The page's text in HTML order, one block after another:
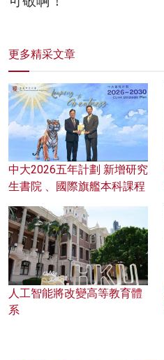
更多精采文章
中大2026五年計劃 新增研究
生書院 、國際旗艦本科課程
人工智能將改變高等教育體
系